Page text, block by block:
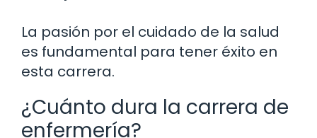
La pasión por el cuidado de la salud
es fundamental para tener éxito en
esta carrera.
¿Cuánto dura la carrera de
enfermería?